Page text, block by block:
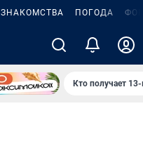
ЗНАКОМСТВА ПОГОДА
Кто получает